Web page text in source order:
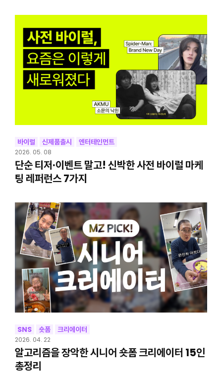
바이럴 신제품출시 엔터테인먼트
2026. 05. 08
단순 티저·이벤트 말고! 신박한 사전 바이럴 마케
팅 레퍼런스 7가지
SNS 숏폼 크리에이터
2026. 04. 22
알고리즘을 장악한 시니어 숏폼 크리에이터 15인
총정리